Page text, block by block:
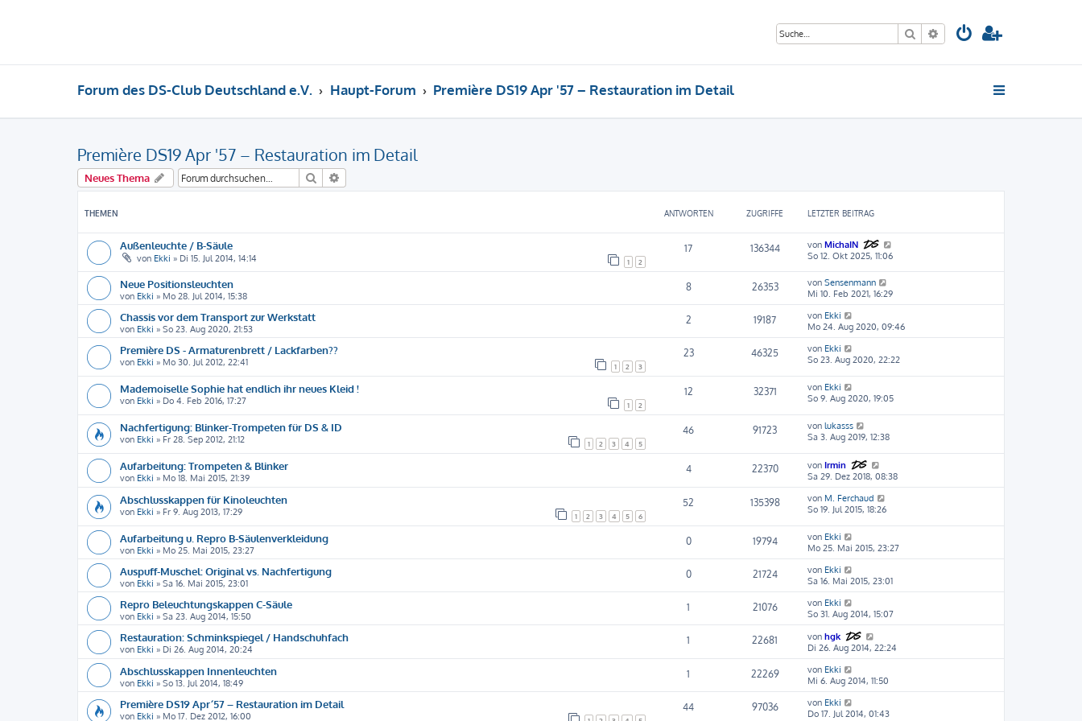
Suche Erweiterte Suche
Forum des DS-Club Deutschland e.V. Haupt-Forum Première DS19 Apr '57 – Restauration im Detail
Première DS19 Apr '57 – Restauration im Detail
Neues Thema Suche
THEMEN ANTWORTEN ZUGRIFFE LETZTER BEITRAG
Außenleuchte / B-Säule
von Ekki » Di 15. Jul 2014, 14:14 1 2
17 136344 von MichaIN
So 12. Okt 2025, 11:06
Neue Positionsleuchten
von Ekki » Mo 28. Jul 2014, 15:38
8 26353 von Sensenmann
Mi 10. Feb 2021, 16:29
Chassis vor dem Transport zur Werkstatt
von Ekki » So 23. Aug 2020, 21:53
2 19187 von Ekki
Mo 24. Aug 2020, 09:46
Première DS - Armaturenbrett / Lackfarben??
von Ekki » Mo 30. Jul 2012, 22:41 1 2 3
23 46325 von Ekki
So 23. Aug 2020, 22:22
Mademoiselle Sophie hat endlich ihr neues Kleid !
von Ekki » Do 4. Feb 2016, 17:27 1 2
12 32371 von Ekki
So 9. Aug 2020, 19:05
Nachfertigung: Blinker-Trompeten für DS & ID
von Ekki » Fr 28. Sep 2012, 21:12 1 2 3 4 5
46 91723 von lukasss
Sa 3. Aug 2019, 12:38
Aufarbeitung: Trompeten & Blinker
von Ekki » Mo 18. Mai 2015, 21:39
4 22370 von Irmin
Sa 29. Dez 2018, 08:38
Abschlusskappen für Kinoleuchten
von Ekki » Fr 9. Aug 2013, 17:29 1 2 3 4 5 6
52 135398 von M. Ferchaud
So 19. Jul 2015, 18:26
Aufarbeitung u. Repro B-Säulenverkleidung
von Ekki » Mo 25. Mai 2015, 23:27
0 19794 von Ekki
Mo 25. Mai 2015, 23:27
Auspuff-Muschel: Original vs. Nachfertigung
von Ekki » Sa 16. Mai 2015, 23:01
0 21724 von Ekki
Sa 16. Mai 2015, 23:01
Repro Beleuchtungskappen C-Säule
von Ekki » Sa 23. Aug 2014, 15:50
1 21076 von Ekki
So 31. Aug 2014, 15:07
Restauration: Schminkspiegel / Handschuhfach
von Ekki » Di 26. Aug 2014, 20:24
1 22681 von hgk
Di 26. Aug 2014, 22:24
Abschlusskappen Innenleuchten
von Ekki » So 13. Jul 2014, 18:49
1 22269 von Ekki
Mi 6. Aug 2014, 11:50
Première DS19 Apr´57 – Restauration im Detail
von Ekki » Mo 17. Dez 2012, 16:00
44 97036 von Ekki
Do 17. Jul 2014, 01:43